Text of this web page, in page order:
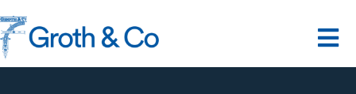
till
innehållet